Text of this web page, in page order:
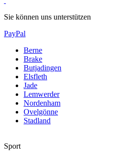
Sie können uns unterstützen
PayPal
Berne
Brake
Butjadingen
Elsfleth
Jade
Lemwerder
Nordenham
Ovelgönne
Stadland
Sport